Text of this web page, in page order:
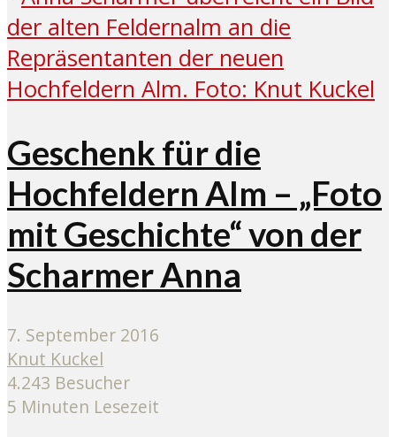
Geschenk für die
Hochfeldern Alm – „Foto
mit Geschichte“ von der
Scharmer Anna
7. September 2016
Knut Kuckel
4.243 Besucher
5 Minuten Lesezeit